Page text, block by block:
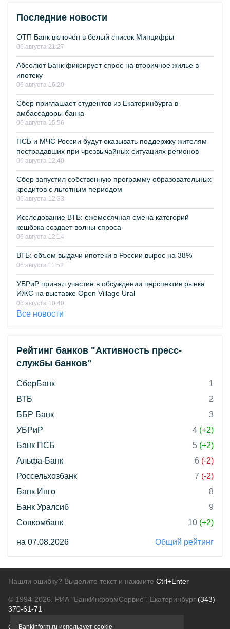
Последние новости
ОТП Банк включён в белый список Минцифры
06 августа 21:27
Абсолют Банк фиксирует спрос на вторичное жилье в
ипотеку
06 августа 16:20
Сбер приглашает студентов из Екатеринбурга в
амбассадоры банка
06 августа 15:56
ПСБ и МЧС России будут оказывать поддержку жителям
пострадавших при чрезвычайных ситуациях регионов
06 августа 12:40
Сбер запустил собственную программу образовательных
кредитов с льготным периодом
06 августа 12:33
Исследование ВТБ: ежемесячная смена категорий
кешбэка создает волны спроса
06 августа 12:14
ВТБ: объем выдачи ипотеки в России вырос на 38%
06 августа 11:52
УБРиР принял участие в обсуждении перспектив рынка
ИЖС на выставке Open Village Ural
06 августа 10:40
Все новости
Рейтинг банков "Активность пресс-
службы банков"
СберБанк
1
ВТБ
2
ББР Банк
3
УБРиР
4 (+2)
Банк ПСБ
5 (+2)
Альфа-Банк
6 (-2)
Россельхозбанк
7 (-2)
Банк Инго
8
Банк Уралсиб
9
Совкомбанк
10 (+2)
на 07.08.2026 Общий рейтинг
Нашли ошибку? Выделите текст и нажмите Ctrl+Enter
© 1994-2026. РИА "БанкИнформСервис". Екатеринбург (343)
370-61-71
О проектеПолитика конфиденциальности
Bankinform.ru использует cookie-